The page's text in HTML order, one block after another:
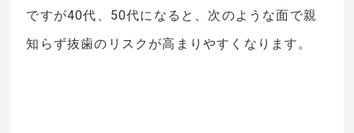
ですが40代、50代になると、次のような面で親
知らず抜歯のリスクが高まりやすくなります。